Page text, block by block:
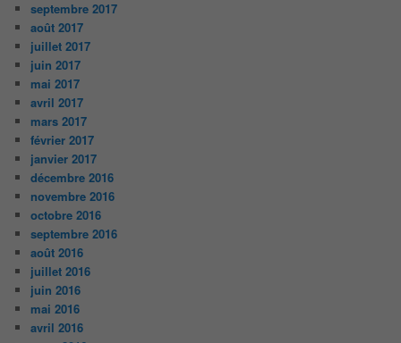
septembre 2017
août 2017
juillet 2017
juin 2017
mai 2017
avril 2017
mars 2017
février 2017
janvier 2017
décembre 2016
novembre 2016
octobre 2016
septembre 2016
août 2016
juillet 2016
juin 2016
mai 2016
avril 2016